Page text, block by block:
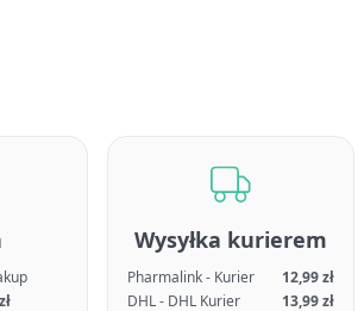
Wysyłka kurierem
Pharmalink - Kurier
12,99 zł
DHL - DHL Kurier
13,99 zł